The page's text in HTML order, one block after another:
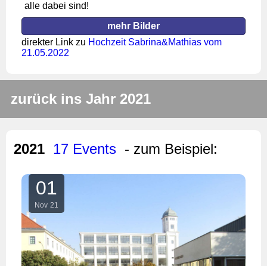
alle dabei sind!
mehr Bilder
direkter Link zu Hochzeit Sabrina&Mathias vom
21.05.2022
zurück ins Jahr 2021
2021 17 Events - zum Beispiel:
01
Nov 21